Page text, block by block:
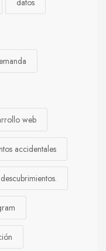
web
accidentales
descubrimientos.